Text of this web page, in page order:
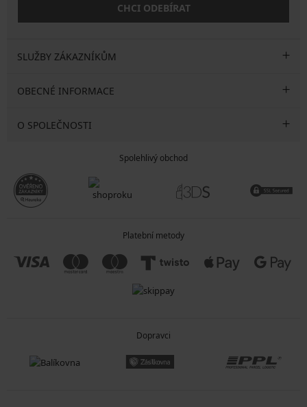
CHCI ODEBÍRAT
SLUŽBY ZÁKAZNÍKŮM
OBECNÉ INFORMACE
O SPOLEČNOSTI
Spolehlivý obchod
Platební metody
Dopravci